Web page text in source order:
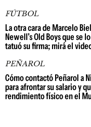
FÚTBOL
La otra cara de Marcelo
Newell's Old Boys que se
tatuó su firma; mirá el
PEÑAROL
Cómo contactó Peñarol a
para afrontar su salario y
rendimiento físico en el